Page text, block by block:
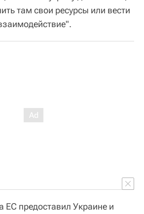
там свои ресурсы или вести
ЕС предоставил Украине и